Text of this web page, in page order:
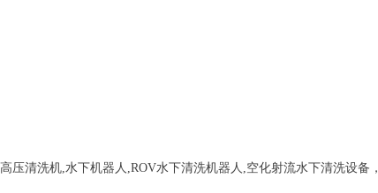
高压清洗机,水下机器人,ROV水下清洗机器人,空化射流水下清洗设备，